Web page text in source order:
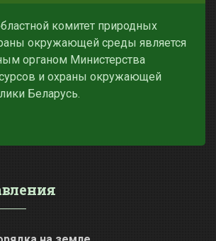
комитет природных
окружающей среды является
органом Министерства
и охраны окружающей
Беларусь.